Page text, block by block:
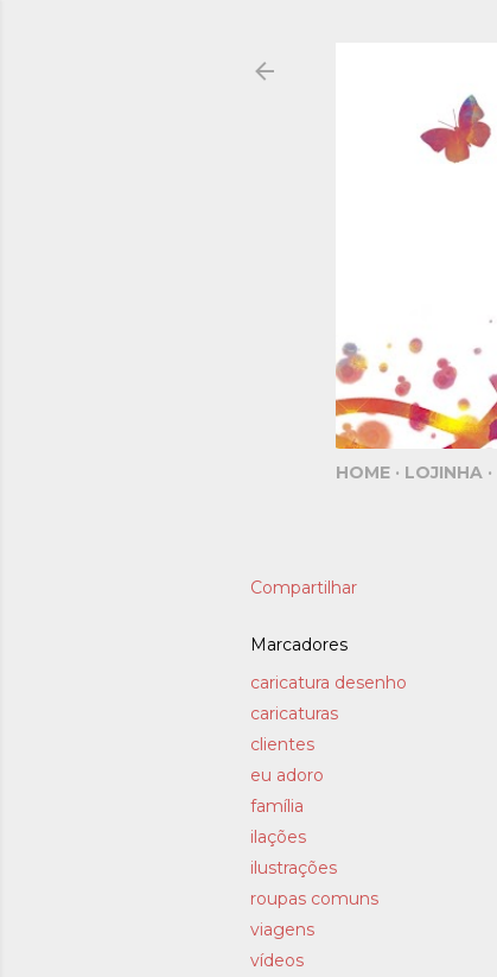
HOME LOJINHA
Compartilhar
Marcadores
caricatura desenho
caricaturas
clientes
eu adoro
família
ilações
ilustrações
roupas comuns
viagens
vídeos